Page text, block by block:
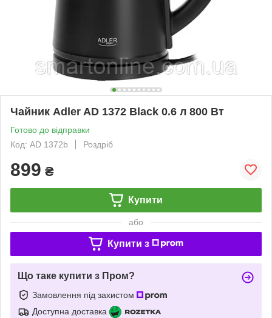
Чайник Adler AD 1372 Black 0.6 л 800 Вт
Готово до відправки
Код: AD 1372b
Роздріб
899 ₴
Купити
або
Купити з
Що таке купити з Пром?
Замовлення під захистом
Доступна доставка